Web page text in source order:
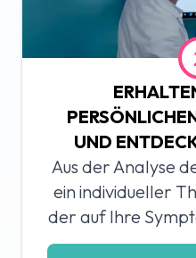
UND
Aus der Analyse
ein individueller
der auf Ihre